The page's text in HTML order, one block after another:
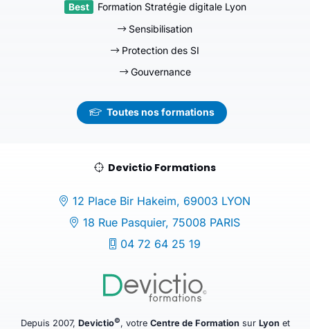
Formation Stratégie digitale Lyon
Sensibilisation
Protection des SI
Gouvernance
Toutes nos formations
Devictio Formations
12 Place Bir Hakeim, 69003 LYON
18 Rue Pasquier, 75008 PARIS
04 72 64 25 19
Depuis 2007, Devictio©, votre Centre de Formationsur Lyonet